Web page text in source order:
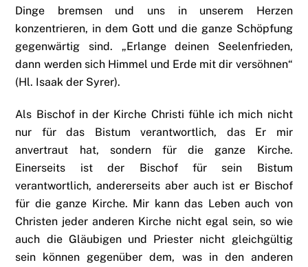
Dinge bremsen und uns in unserem Herzen
konzentrieren, in dem Gott und die ganze Schöpfung
gegenwärtig sind. „Erlange deinen Seelenfrieden,
dann werden sich Himmel und Erde mit dir versöhnen“
(Hl. Isaak der Syrer).
Als Bischof in der Kirche Christi fühle ich mich nicht
nur für das Bistum verantwortlich, das Er mir
anvertraut hat, sondern für die ganze Kirche.
Einerseits ist der Bischof für sein Bistum
verantwortlich, andererseits aber auch ist er Bischof
für die ganze Kirche. Mir kann das Leben auch von
Christen jeder anderen Kirche nicht egal sein, so wie
auch die Gläubigen und Priester nicht gleichgültig
sein können gegenüber dem, was in den anderen